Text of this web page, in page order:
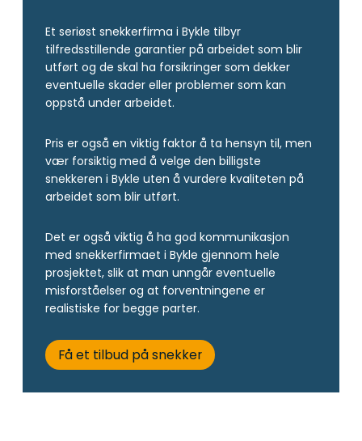
Et seriøst snekkerfirma i Bykle tilbyr
tilfredsstillende garantier på arbeidet som blir
utført og de skal ha forsikringer som dekker
eventuelle skader eller problemer som kan
oppstå under arbeidet.
Pris er også en viktig faktor å ta hensyn til, men
vær forsiktig med å velge den billigste
snekkeren i Bykle uten å vurdere kvaliteten på
arbeidet som blir utført.
Det er også viktig å ha god kommunikasjon
med snekkerfirmaet i Bykle gjennom hele
prosjektet, slik at man unngår eventuelle
misforståelser og at forventningene er
realistiske for begge parter.
Få et tilbud på snekker